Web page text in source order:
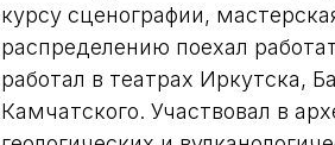
курсу сценографии,
распределению поехал
работал в театрах Иркутска,
Камчатского. Участвовал в